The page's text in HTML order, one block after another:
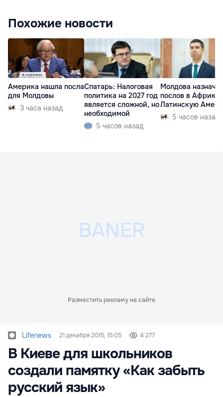
Похожие новости
Америка нашла посла
для Молдовы
3 часа назад
Спатарь: Налоговая
политика на 2027 год
является сложной, но
необходимой
5 часов назад
Молдова
послов в Африку
Латинскую
5 часов назад
Разместить рекламу на сайте
Lifenews 21 декабря 2015, 15:05 4 277
В Киеве для школьников
создали памятку «Как забыть
русский язык»